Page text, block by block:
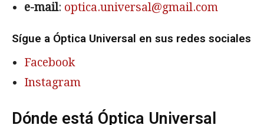
e-mail: optica.universal@gmail.com
Sígue a Óptica Universal en sus redes sociales
Facebook
Instagram
Dónde está Óptica Universal